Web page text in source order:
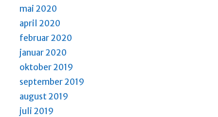
mai 2020
april 2020
februar 2020
januar 2020
oktober 2019
september 2019
august 2019
juli 2019